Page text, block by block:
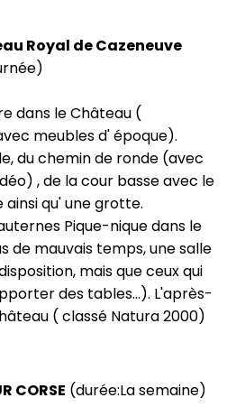
Royal de Cazeneuve
dans le Château (
meubles d' époque).
du chemin de ronde (avec
, de la cour basse avec le
ainsi qu' une grotte.
Pique-nique dans le
de mauvais temps, une salle
mais que ceux qui
des tables...). L'après-
( classé Natura 2000)
CORSE (durée:La semaine)